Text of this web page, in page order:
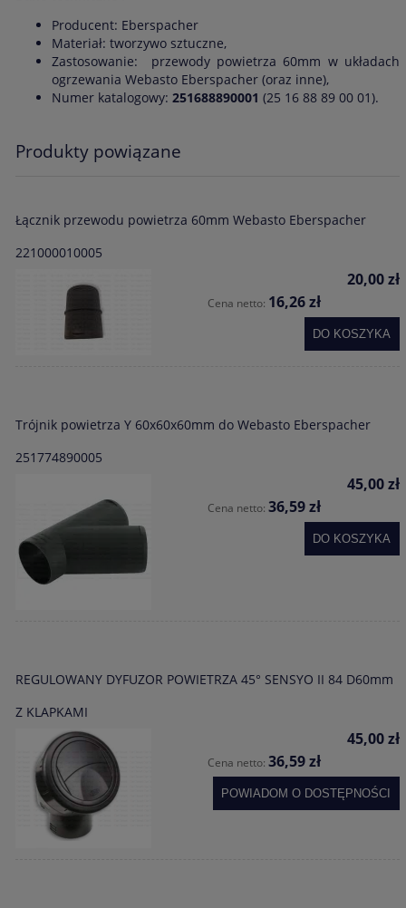
Producent: Eberspacher
Materiał: tworzywo sztuczne,
Zastosowanie: przewody powietrza 60mm w układach
ogrzewania Webasto Eberspacher (oraz inne),
Numer katalogowy: 251688890001 (25 16 88 89 00 01).
Produkty powiązane
Łącznik przewodu powietrza 60mm Webasto Eberspacher
221000010005
20,00 zł
Cena netto: 16,26 zł
DO KOSZYKA
Trójnik powietrza Y 60x60x60mm do Webasto Eberspacher
251774890005
45,00 zł
Cena netto: 36,59 zł
DO KOSZYKA
REGULOWANY DYFUZOR POWIETRZA 45° SENSYO II 84 D60mm
Z KLAPKAMI
45,00 zł
Cena netto: 36,59 zł
POWIADOM O DOSTĘPNOŚCI